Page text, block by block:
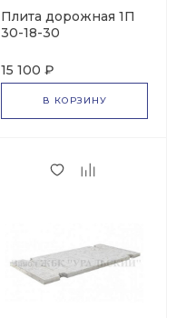
Плита дорожная 1П
30-18-30
15 100 ₽
В КОРЗИНУ